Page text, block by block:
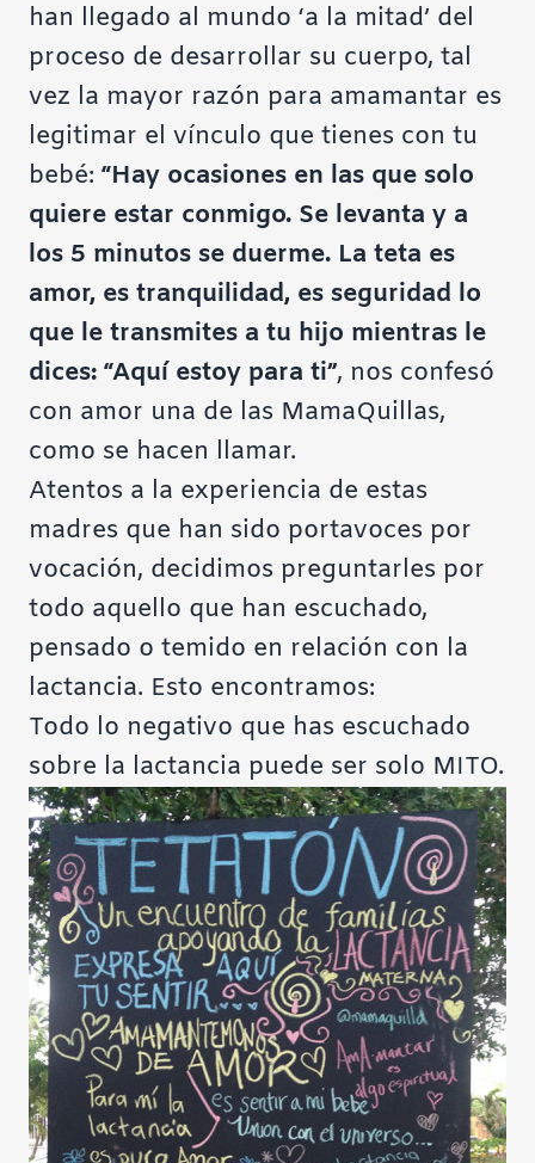
han llegado al mundo ‘a la mitad’ del
proceso de desarrollar su cuerpo, tal
vez la mayor razón para amamantar es
legitimar el vínculo que tienes con tu
bebé: “Hay ocasiones en las que solo
quiere estar conmigo. Se levanta y a
los 5 minutos se duerme. La teta es
amor, es tranquilidad, es seguridad lo
que le transmites a tu hijo mientras le
dices: “Aquí estoy para ti”, nos confesó
con amor una de las MamaQuillas,
como se hacen llamar.
Atentos a la experiencia de estas
madres que han sido portavoces por
vocación, decidimos preguntarles por
todo aquello que han escuchado,
pensado o temido en relación con la
lactancia. Esto encontramos:
Todo lo negativo que has escuchado
sobre la lactancia puede ser solo MITO.